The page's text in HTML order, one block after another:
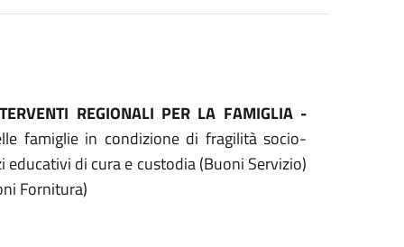
REGIONALI PER LA FAMIGLIA -
famiglie in condizione di fragilità socio-
di cura e custodia (Buoni Servizio)
Fornitura)